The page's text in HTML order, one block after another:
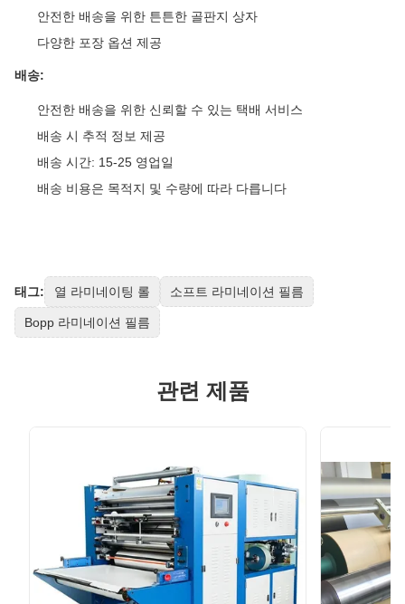
안전한 배송을 위한 튼튼한 골판지 상자
다양한 포장 옵션 제공
배송:
안전한 배송을 위한 신뢰할 수 있는 택배 서비스
배송 시 추적 정보 제공
배송 시간: 15-25 영업일
배송 비용은 목적지 및 수량에 따라 다릅니다
태그: 열 라미네이팅 롤 소프트 라미네이션 필름
Bopp 라미네이션 필름
관련 제품